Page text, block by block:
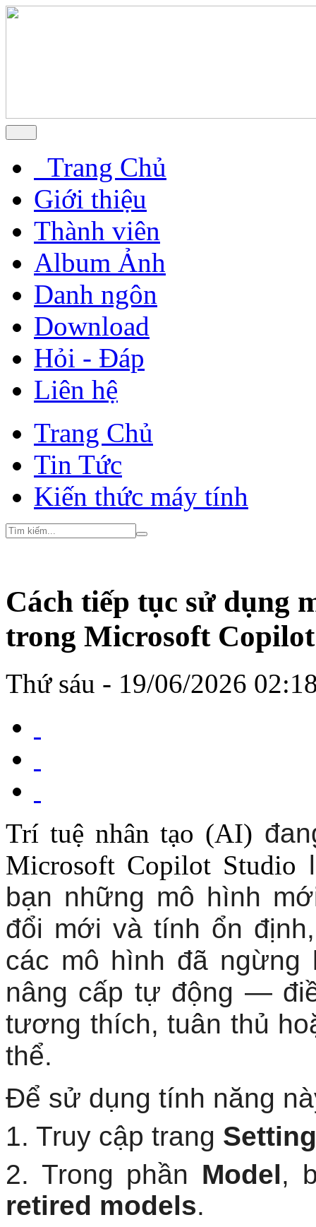
Trang Chủ
Giới thiệu
Thành viên
Album Ảnh
Danh ngôn
Download
Hỏi - Đáp
Liên hệ
Trang Chủ
Tin Tức
Kiến thức máy tính
Cách tiếp tục sử dụng
trong Microsoft
Thứ sáu - 19/06/2026
Trí tuệ nhân tạo (AI)
Microsoft Copilot Studio
bạn những mô hình
đổi mới và tính ổn
các mô hình đã ngừng
nâng cấp tự động —
tương thích, tuân thủ
thể.
Để sử dụng tính năng
1. Truy cập trang
2. Trong phần Model,
retired models.